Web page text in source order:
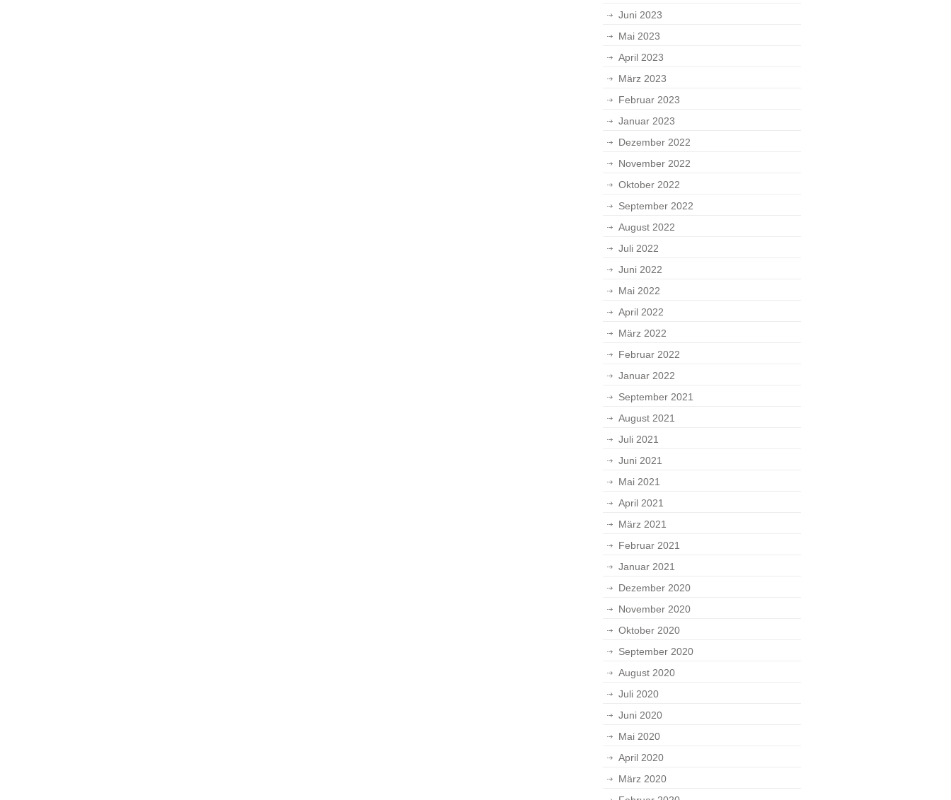
Juni 2023
Mai 2023
April 2023
März 2023
Februar 2023
Januar 2023
Dezember 2022
November 2022
Oktober 2022
September 2022
August 2022
Juli 2022
Juni 2022
Mai 2022
April 2022
März 2022
Februar 2022
Januar 2022
September 2021
August 2021
Juli 2021
Juni 2021
Mai 2021
April 2021
März 2021
Februar 2021
Januar 2021
Dezember 2020
November 2020
Oktober 2020
September 2020
August 2020
Juli 2020
Juni 2020
Mai 2020
April 2020
März 2020